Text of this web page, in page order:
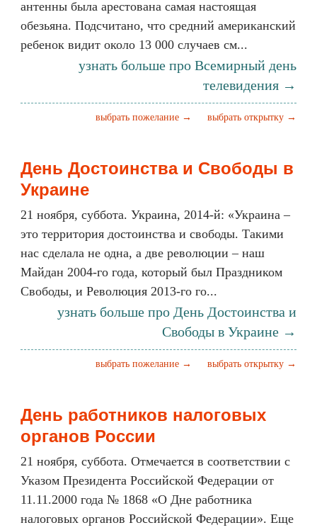
антенны была арестована самая настоящая
обезьяна. Подсчитано, что средний американский
ребенок видит около 13 000 случаев см...
узнать больше про Всемирный день
телевидения →
выбрать открытку →
выбрать пожелание →
День Достоинства и Свободы в
Украине
21 ноября, суббота. Украина, 2014-й: «Украина –
это территория достоинства и свободы. Такими
нас сделала не одна, а две революции – наш
Майдан 2004-го года, который был Праздником
Свободы, и Революция 2013-го го...
узнать больше про День Достоинства и
Свободы в Украине →
выбрать открытку →
выбрать пожелание →
День работников налоговых
органов России
21 ноября, суббота. Отмечается в соответствии с
Указом Президента Российской Федерации от
11.11.2000 года № 1868 «О Дне работника
налоговых органов Российской Федерации». Еще